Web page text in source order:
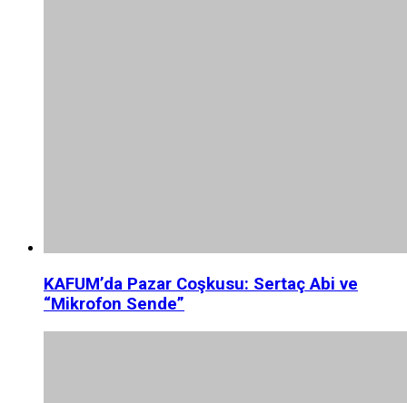
KAFUM’da Pazar Coşkusu: Sertaç Abi ve
“Mikrofon Sende”